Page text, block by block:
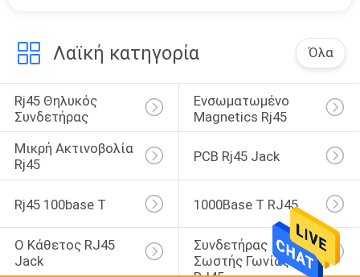
rj45 μέσω του
συνδετήρα τρυπών
20
Λαϊκή κατηγορία Όλα
Rj45 Θηλυκός
Συνδετήρας
Ενσωματωμένο
Magnetics Rj45
Μικρή Ακτινοβολία
Rj45
PCB Rj45 Jack
Rj45 100base Τ 1000Base Τ RJ45
Ο Κάθετος RJ45
Jack
Συνδετήρας
Σωστής Γωνίας